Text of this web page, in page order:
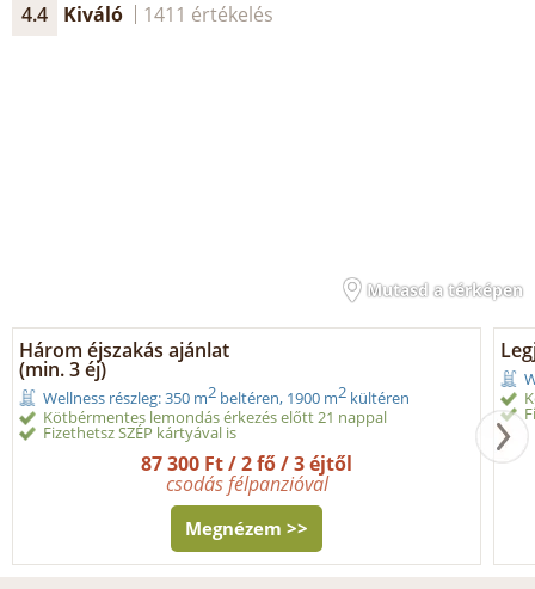
4.4 Kiváló 1411 értékelés
Mutasd a térképen
Három éjszakás ajánlat
(min. 3 éj)
Wellness részleg: 350 m2 beltéren, 1900 m2 kültéren
Kötbérmentes lemondás érkezés előtt 21 nappal
Fizethetsz SZÉP kártyával is
87 300 Ft / 2 fő / 3 éjtől
csodás félpanzióval
Megnézem >>